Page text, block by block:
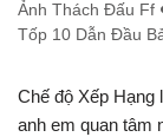
Ảnh Thách Đấu Ff
Tốp 10 Dẫn Đầu
Chế độ Xếp Hạng
anh em quan tâm